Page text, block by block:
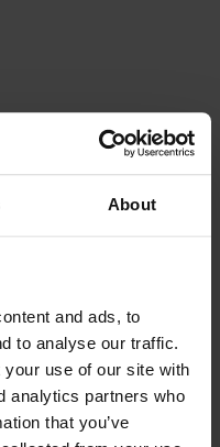
About
and ads, to
to analyse our traffic.
use of our site with
analytics partners who
that you’ve